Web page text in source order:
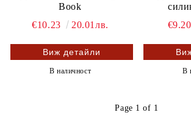
Book
€10.23
20.01лв.
Виж детайли
В наличност
€9.20
В
Page 1 of 1